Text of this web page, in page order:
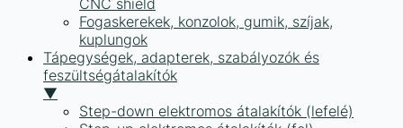
CNC shield
Fogaskerekek, konzolok, gumik, szíjak,
kuplungok
Tápegységek, adapterek, szabályozók és
feszültségátalakítók
▼
Step-down elektromos átalakítók (lefelé)